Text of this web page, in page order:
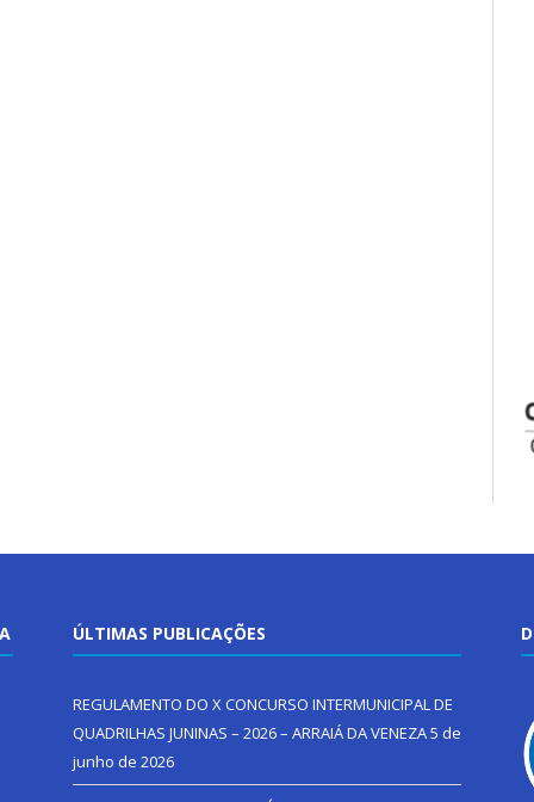
ÚLTIMAS PUBLICAÇÕES
REGULAMENTO DO X CONCURSO INTERMUNICIPAL DE
QUADRILHAS JUNINAS – 2026 – ARRAIÁ DA VENEZA5 de
junho de 2026